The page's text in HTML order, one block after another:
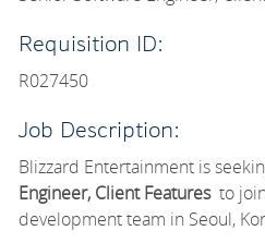
Requisition ID:
R027450
Job Description:
Blizzard Entertainment is
Engineer,Client Features to
development team in Seoul,